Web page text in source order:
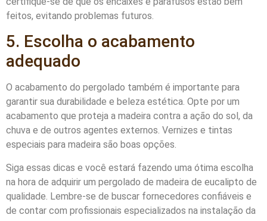
feitos, evitando problemas futuros.
5. Escolha o acabamento
adequado
O acabamento do pergolado também é importante para
garantir sua durabilidade e beleza estética. Opte por um
acabamento que proteja a madeira contra a ação do sol, da
chuva e de outros agentes externos. Vernizes e tintas
especiais para madeira são boas opções.
Siga essas dicas e você estará fazendo uma ótima escolha
na hora de adquirir um pergolado de madeira de eucalipto de
qualidade. Lembre-se de buscar fornecedores confiáveis e
de contar com profissionais especializados na instalação da